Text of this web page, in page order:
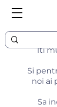
Iti
Si
noi ai
Sa